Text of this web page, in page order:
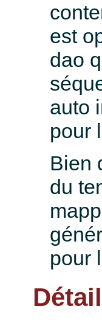
est
dao
auto
pour
Bien
du
pour